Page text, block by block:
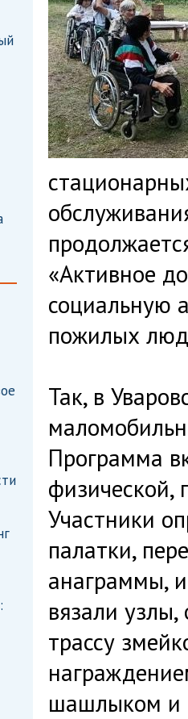
«Активное
социальную
пожилых
Так, в
Программа
физической,
Участники
палатки,
анаграммы,
вязали
трассу
шашлыком и